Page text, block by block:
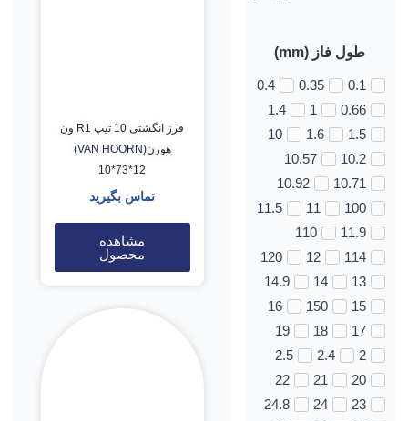
طول فاز (mm)
0.1
0.35
0.4
0.66
1
1.4
1.5
1.6
10
10.2
10.57
10.71
10.92
100
11
11.5
11.9
110
114
12
120
13
14
14.9
15
150
16
17
18
19
2
2.4
2.5
20
21
22
23
24
24.8
فرز انگشتی 10 تیپ R1 ون
هورن(VAN HOORN)
10*73*12
تماس بگیرید
مشاهده
محصول